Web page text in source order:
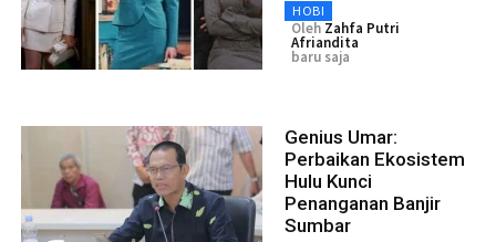
HOBI
Oleh Zahfa Putri
Afriandita
baru saja
Genius Umar:
Perbaikan Ekosistem
Hulu Kunci
Penanganan Banjir
Sumbar